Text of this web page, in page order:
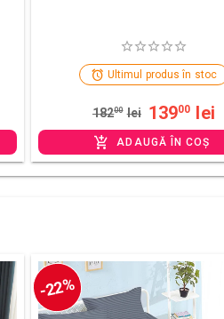
Ultimul produs în stoc
18200 lei 13900 lei
ADAUGĂ ÎN COȘ
-22%